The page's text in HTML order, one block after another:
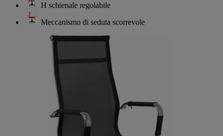
H schienale regolabile
Meccanismo di seduta scorrevole